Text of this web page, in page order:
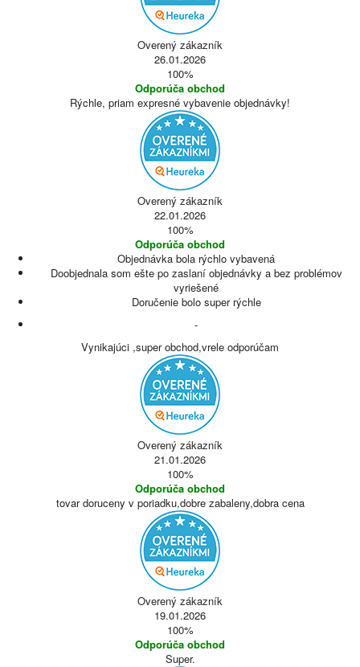
Overený zákazník
26.01.2026
100%
Odporúča obchod
Rýchle, priam expresné vybavenie objednávky!
Overený zákazník
22.01.2026
100%
Odporúča obchod
Objednávka bola rýchlo vybavená
Doobjednala som ešte po zaslaní objednávky a bez problémov
vyriešené
Doručenie bolo super rýchle
-
Vynikajúci ,super obchod,vrele odporúčam
Overený zákazník
21.01.2026
100%
Odporúča obchod
tovar doruceny v poriadku,dobre zabaleny,dobra cena
Overený zákazník
19.01.2026
100%
Odporúča obchod
Super.